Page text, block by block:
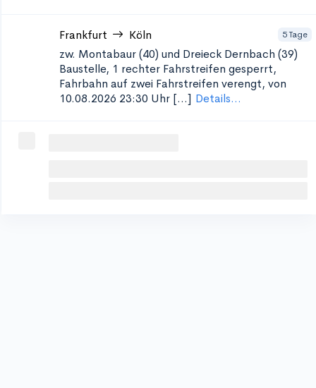
Frankfurt Köln 5 Tage
zw. Montabaur (40) und Dreieck Dernbach (39)
Baustelle, 1 rechter Fahrstreifen gesperrt,
Fahrbahn auf zwei Fahrstreifen verengt, von
10.08.2026 23:30 Uhr [...] Details...